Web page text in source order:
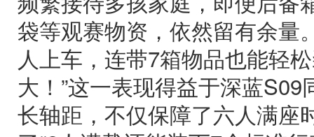
袋等观赛物资，依然留有余量
人上车，连带7箱物品也能轻
大！”这一表现得益于深蓝
长轴距，不仅保障了六人满座